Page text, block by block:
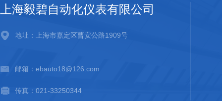
上海毅碧自动化仪表有限公司
地址：上海市嘉定区曹安公路1909号
邮箱：ebauto18@126.com
传真：021-33250344